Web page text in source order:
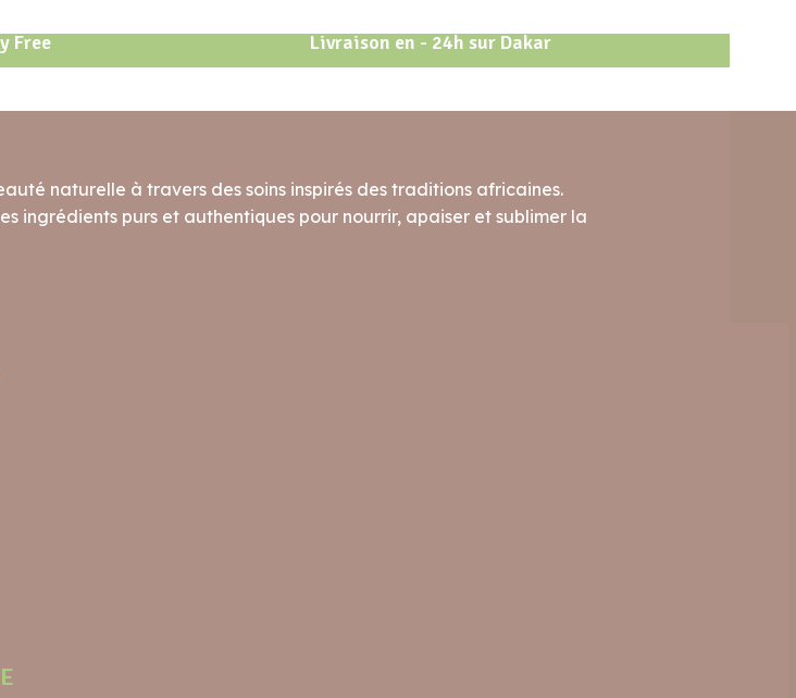
Free Livraison en - 24h sur Dakar
naturelle à travers des soins inspirés des traditions africaines.
ingrédients purs et authentiques pour nourrir, apaiser et sublimer la